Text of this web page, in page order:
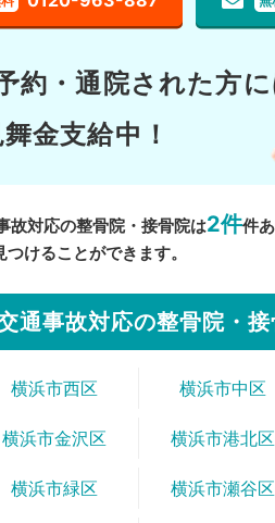
約・通院された方
金支給中！
故対応の整骨院・接骨院は2件件
けることができます。
通事故対応の整骨院・
横浜市西区 横浜市中区
横浜市金沢区 横浜市港北区
横浜市緑区 横浜市瀬谷区